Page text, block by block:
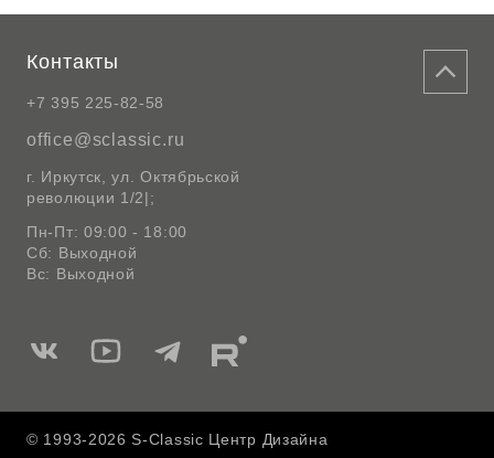
Контакты
+7 395 225-82-58
office@sclassic.ru
г. Иркутск, ул. Октябрьской
революции 1/2|;
Пн-Пт: 09:00 - 18:00
Сб: Выходной
Вс: Выходной
Мы
Вконтакте
Мы
Ютуб
Мы
Telegram
Мы
Rutube
© 1993-2026 S-Classic Центр Дизайна